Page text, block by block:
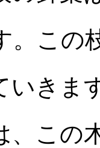
。この
いきま
、この